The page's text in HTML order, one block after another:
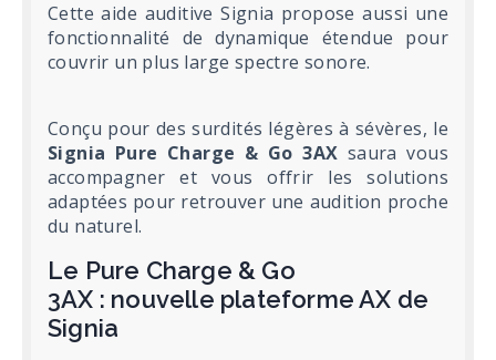
Cette aide auditive Signia propose aussi une
fonctionnalité de dynamique étendue pour
couvrir un plus large spectre sonore.
Conçu pour des surdités légères à sévères, le
Signia Pure Charge & Go 3AX saura vous
accompagner et vous offrir les solutions
adaptées pour retrouver une audition proche
du naturel.
Le Pure Charge & Go
3AX : nouvelle plateforme AX de
Signia